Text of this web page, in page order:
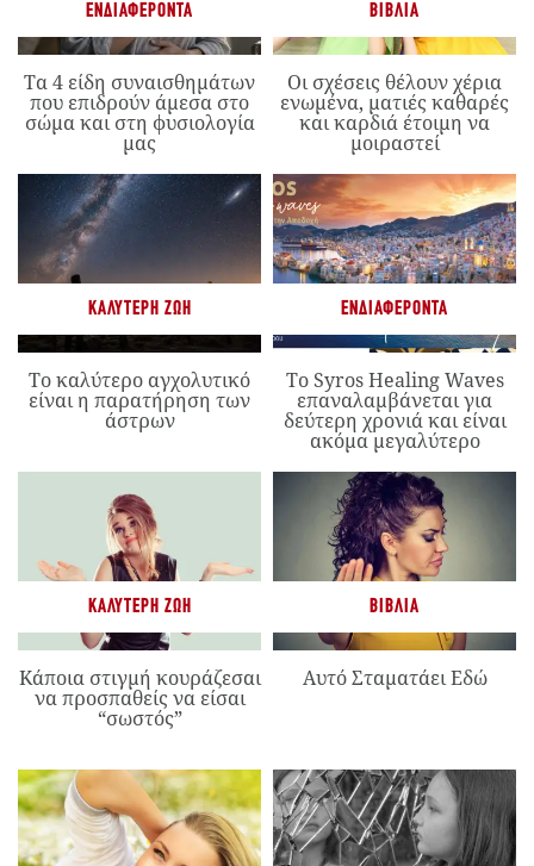
ΕΝΔΙΑΦΈΡΟΝΤΑ
Τα 4 είδη συναισθημάτων
που επιδρούν άμεσα στο
σώμα και στη φυσιολογία
μας
ΒΙΒΛΊΑ
Οι σχέσεις θέλουν χέρια
ενωμένα, ματιές καθαρές
και καρδιά έτοιμη να
μοιραστεί
ΚΑΛΎΤΕΡΗ ΖΩΉ
Το καλύτερο αγχολυτικό
είναι η παρατήρηση των
άστρων
ΕΝΔΙΑΦΈΡΟΝΤΑ
Το Syros Healing Waves
επαναλαμβάνεται για
δεύτερη χρονιά και είναι
ακόμα μεγαλύτερο
ΚΑΛΎΤΕΡΗ ΖΩΉ
Κάποια στιγμή κουράζεσαι
να προσπαθείς να είσαι
“σωστός”
ΒΙΒΛΊΑ
Αυτό Σταματάει Εδώ